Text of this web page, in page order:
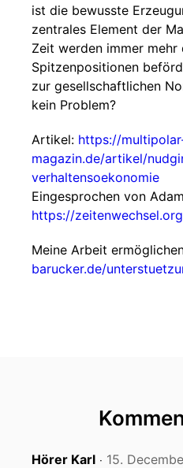
ist die bewusste
zentrales Element der
Zeit werden immer mehr
Spitzenpositionen
zur gesellschaftlichen
kein Problem?
Artikel: https://
magazin.de/artikel/
verhaltensoekonomie
Eingesprochen von
https://zeitenwechsel.org
Meine Arbeit
barucker.de/
Hörer Karl ‧ 15.